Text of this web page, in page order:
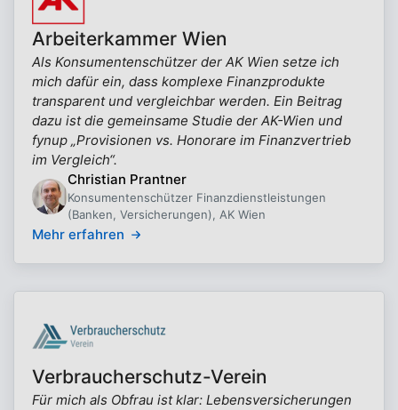
Arbeiterkammer Wien
Als Konsumentenschützer der AK Wien setze ich
mich dafür ein, dass komplexe Finanzprodukte
transparent und vergleichbar werden. Ein Beitrag
dazu ist die gemeinsame Studie der AK-Wien und
fynup „Provisionen vs. Honorare im Finanzvertrieb
im Vergleich“.
Christian Prantner
Konsumentenschützer Finanzdienstleistungen
(Banken, Versicherungen), AK Wien
Mehr erfahren
Verbraucherschutz-Verein
Für mich als Obfrau ist klar: Lebensversicherungen